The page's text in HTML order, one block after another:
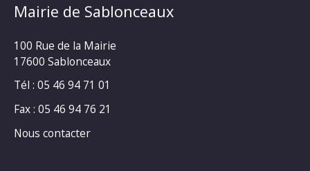
Mairie de Sablonceaux
100 Rue de la Mairie
17600 Sablonceaux
Tél : 05 46 94 71 01
Fax : 05 46 94 76 21
Nous contacter